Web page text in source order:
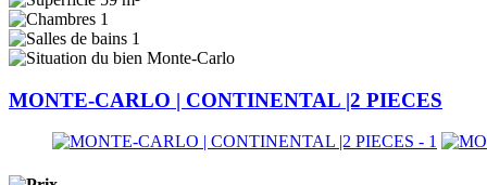
1
1
Monte-Carlo
MONTE-CARLO | CONTINENTAL |2 PIECES